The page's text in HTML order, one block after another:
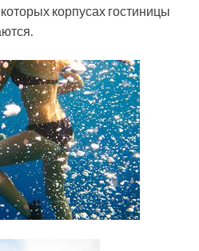
корпусах гостиницы